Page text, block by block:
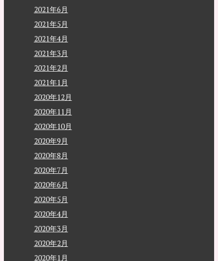
2021年6月
2021年5月
2021年4月
2021年3月
2021年2月
2021年1月
2020年12月
2020年11月
2020年10月
2020年9月
2020年8月
2020年7月
2020年6月
2020年5月
2020年4月
2020年3月
2020年2月
2020年1月